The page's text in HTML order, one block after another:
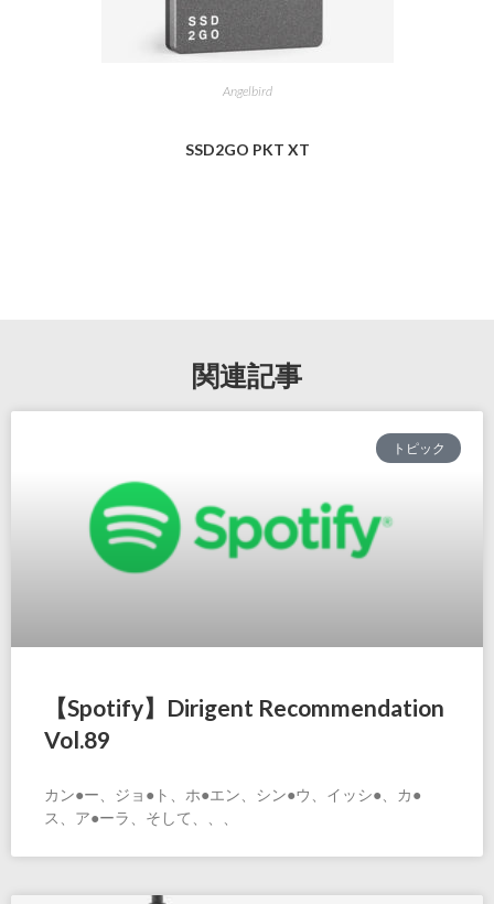
Angelbird
SSD2GO PKT XT
関連記事
トピック
【Spotify】Dirigent Recommendation
Vol.89
カン●ー、ジョ●ト、ホ●エン、シン●ウ、イッシ●、カ●
ス、ア●ーラ、そして、、、